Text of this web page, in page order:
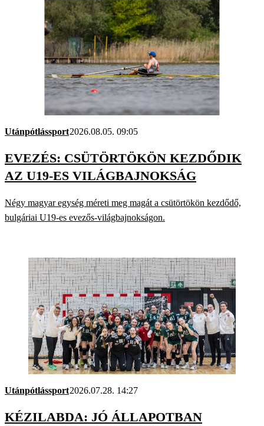
Utánpótlássport2026.08.05. 09:05
EVEZÉS: CSÜTÖRTÖKÖN KEZDŐDIK
AZ U19-ES VILÁGBAJNOKSÁG
Négy magyar egység méreti meg magát a csütörtökön kezdődő,
bulgáriai U19-es evezős-világbajnokságon.
Utánpótlássport2026.07.28. 14:27
KÉZILABDA: JÓ ÁLLAPOTBAN